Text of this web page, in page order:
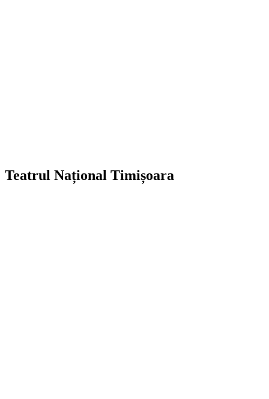
Teatrul Național Timișoara